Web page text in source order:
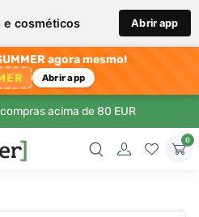
e cosméticos Abrir app
agora mesmo!
Abrir app
acima de 80 EUR
0